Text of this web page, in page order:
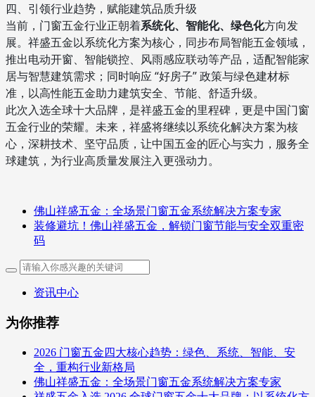
四、引领行业趋势，赋能建筑品质升级
当前，门窗五金行业正朝着系统化、智能化、绿色化方向发
展。祥盛五金以系统化方案为核心，同步布局智能五金领域，
推出电动开窗、智能锁控、风雨感应联动等产品，适配智能家
居与智慧建筑需求；同时响应 “好房子” 政策与绿色建材标
准，以高性能五金助力建筑安全、节能、舒适升级。
此次入选全球十大品牌，是祥盛五金的里程碑，更是中国门窗
五金行业的荣耀。未来，祥盛将继续以系统化解决方案为核
心，深耕技术、坚守品质，让中国五金的匠心与实力，服务全
球建筑，为行业高质量发展注入更强动力。
佛山祥盛五金：全场景门窗五金系统解决方案专家
装修避坑！佛山祥盛五金，解锁门窗节能与安全双重密
码
资讯中心
为你推荐
2026 门窗五金四大核心趋势：绿色、系统、智能、安
全，重构行业新格局
佛山祥盛五金：全场景门窗五金系统解决方案专家